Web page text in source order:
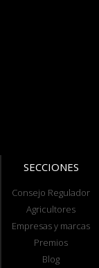
SECCIONES
Consejo Regulador
Agricultores
Empresas y marcas
Premios
Blog